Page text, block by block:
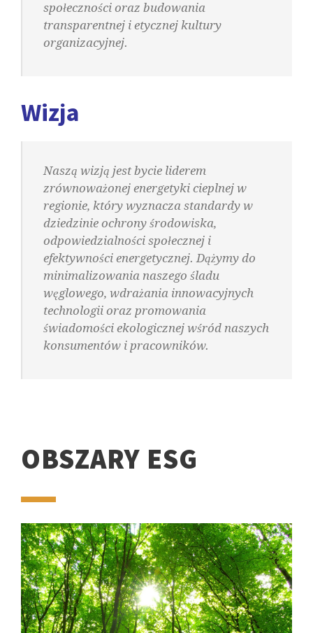
społeczności oraz budowania
transparentnej i etycznej kultury
organizacyjnej.
Wizja
Naszą wizją jest bycie liderem
zrównoważonej energetyki cieplnej w
regionie, który wyznacza standardy w
dziedzinie ochrony środowiska,
odpowiedzialności społecznej i
efektywności energetycznej. Dążymy do
minimalizowania naszego śladu
węglowego, wdrażania innowacyjnych
technologii oraz promowania
świadomości ekologicznej wśród naszych
konsumentów i pracowników.
OBSZARY ESG